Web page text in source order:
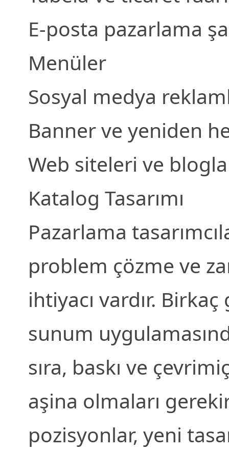
E-posta pazarlama
Menüler
Sosyal medya
Banner ve yeniden
Web siteleri ve
Katalog Tasarımı
Pazarlama
problem çözme ve
ihtiyacı vardır.
sunum
sıra, baskı ve
aşina olmaları
pozisyonlar, yeni